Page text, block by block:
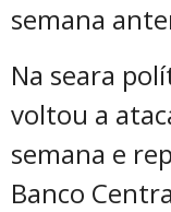
semana
Na seara
voltou a
semana e
Banco